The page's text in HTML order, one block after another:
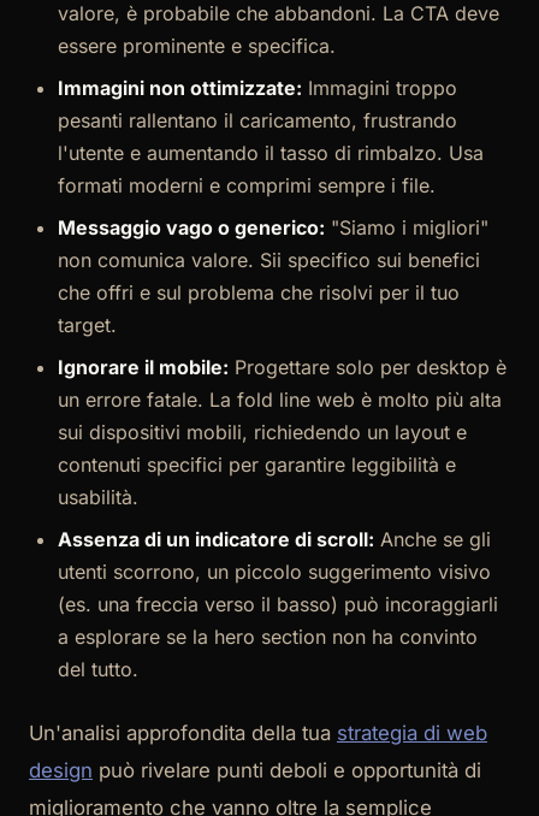
valore, è probabile che abbandoni. La CTA deve
essere prominente e specifica.
Immagini non ottimizzate: Immagini troppo
pesanti rallentano il caricamento, frustrando
l'utente e aumentando il tasso di rimbalzo. Usa
formati moderni e comprimi sempre i file.
Messaggio vago o generico: "Siamo i migliori"
non comunica valore. Sii specifico sui benefici
che offri e sul problema che risolvi per il tuo
target.
Ignorare il mobile: Progettare solo per desktop è
un errore fatale. La fold line web è molto più alta
sui dispositivi mobili, richiedendo un layout e
contenuti specifici per garantire leggibilità e
usabilità.
Assenza di un indicatore di scroll: Anche se gli
utenti scorrono, un piccolo suggerimento visivo
(es. una freccia verso il basso) può incoraggiarli
a esplorare se la hero section non ha convinto
del tutto.
Un'analisi approfondita della tua strategia di web
design può rivelare punti deboli e opportunità di
miglioramento che vanno oltre la semplice